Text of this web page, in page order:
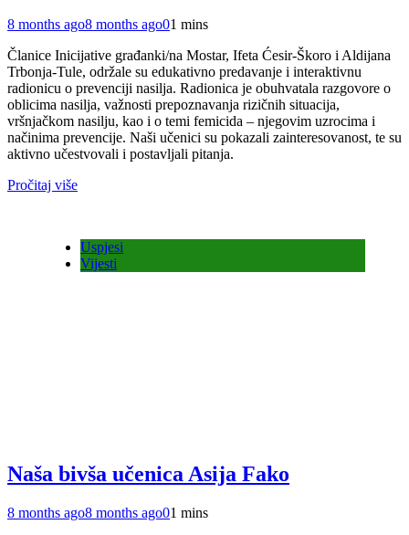
8 months ago8 months ago01 mins
Članice Inicijative građanki/na Mostar, Ifeta Ćesir-Škoro i Aldijana
Trbonja-Tule, održale su edukativno predavanje i interaktivnu
radionicu o prevenciji nasilja. Radionica je obuhvatala razgovore o
oblicima nasilja, važnosti prepoznavanja rizičnih situacija,
vršnjačkom nasilju, kao i o temi femicida – njegovim uzrocima i
načinima prevencije. Naši učenici su pokazali zainteresovanost, te su
aktivno učestvovali i postavljali pitanja.
Pročitaj više
Uspjesi
Vijesti
Naša bivša učenica Asija Fako
8 months ago8 months ago01 mins